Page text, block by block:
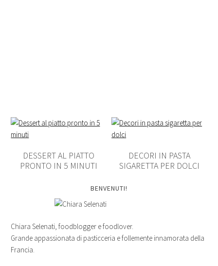
DESSERT AL PIATTO
PRONTO IN 5 MINUTI
DECORI IN PASTA
SIGARETTA PER DOLCI
BENVENUTI!
Chiara Selenati, foodblogger e foodlover.
Grande appassionata di pasticceria e follemente innamorata della
Francia.